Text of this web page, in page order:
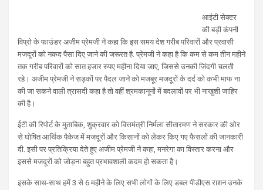
आईटी सेक्टर
की बड़ी कंपनी
विप्रो के फाउंडर अजीम प्रेमजी ने कहा कि इस समय देश गरीब परिवारों और प्रवासी
मजदूरों को नकद पैसा दिए जाने की जरूरत है. प्रेमजी ने कहा है कि कम से कम तीन महीने
तक गरीब परिवारों को सात हजार रुपए महीना दिया जाए, जिससे उनकी जिंदगी चलती
रहे। अजीम प्रेमजी ने सड़कों पर पैदल जाने को मजबूर मजदूरों के दर्द को कभी माफ ना
की जा सकने वाली त्रासदी कहा है तो वहीं श्रमकानूनों में बदलावों पर भी नाखुशी जाहिर
की है।
ईटी की रिपोर्ट के मुताबिक, शुक्रवार को वित्तमंत्री निर्मला सीतारमण ने सरकार की ओर
से घोषित आर्थिक पैकेज में मजदूरों और किसानों को लेकर किए गए फैसलों की जानकारी
दी. इसी पर प्रतिक्रिया देते हुए अजीम प्रेमजी ने कहा, मनरेगा का विस्तार करना और
इससे मजदूरों को जोड़ना बहुत प्रभावशाली कदम हो सकता है।
इसके साथ-साथ हमें 3 से 6 महीने के लिए सभी लोगों के लिए डबल पीडीएस राशन उनके